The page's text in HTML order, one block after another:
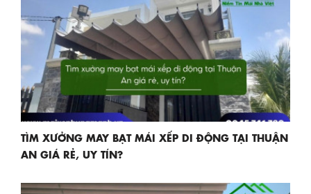
TÌM XƯỞNG MAY BẠT MÁI XẾP DI ĐỘNG TẠI THUẬN
AN GIÁ RẺ, UY TÍN?